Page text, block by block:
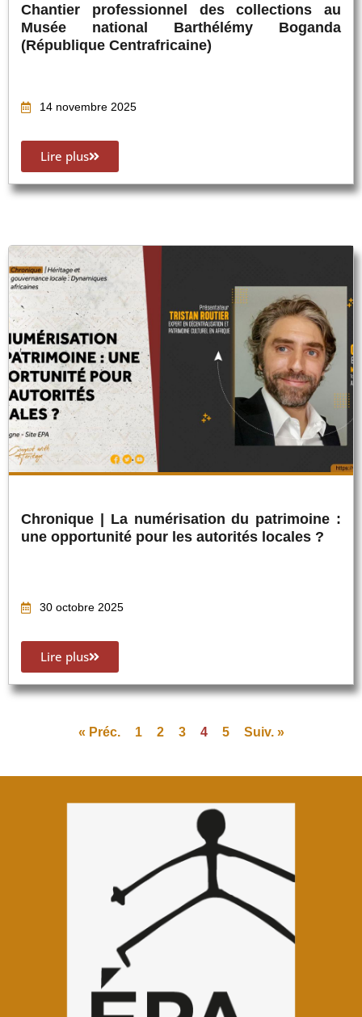
Chantier professionnel des collections au
Musée national Barthélémy Boganda
(République Centrafricaine)
14 novembre 2025
Lire plus
Chronique | La numérisation du patrimoine :
une opportunité pour les autorités locales ?
30 octobre 2025
Lire plus
« Préc. 1 2 3 4 5 Suiv. »